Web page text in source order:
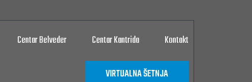
Centar Belveder Centar Kantrida Kontakt
VIRTUALNA ŠETNJA